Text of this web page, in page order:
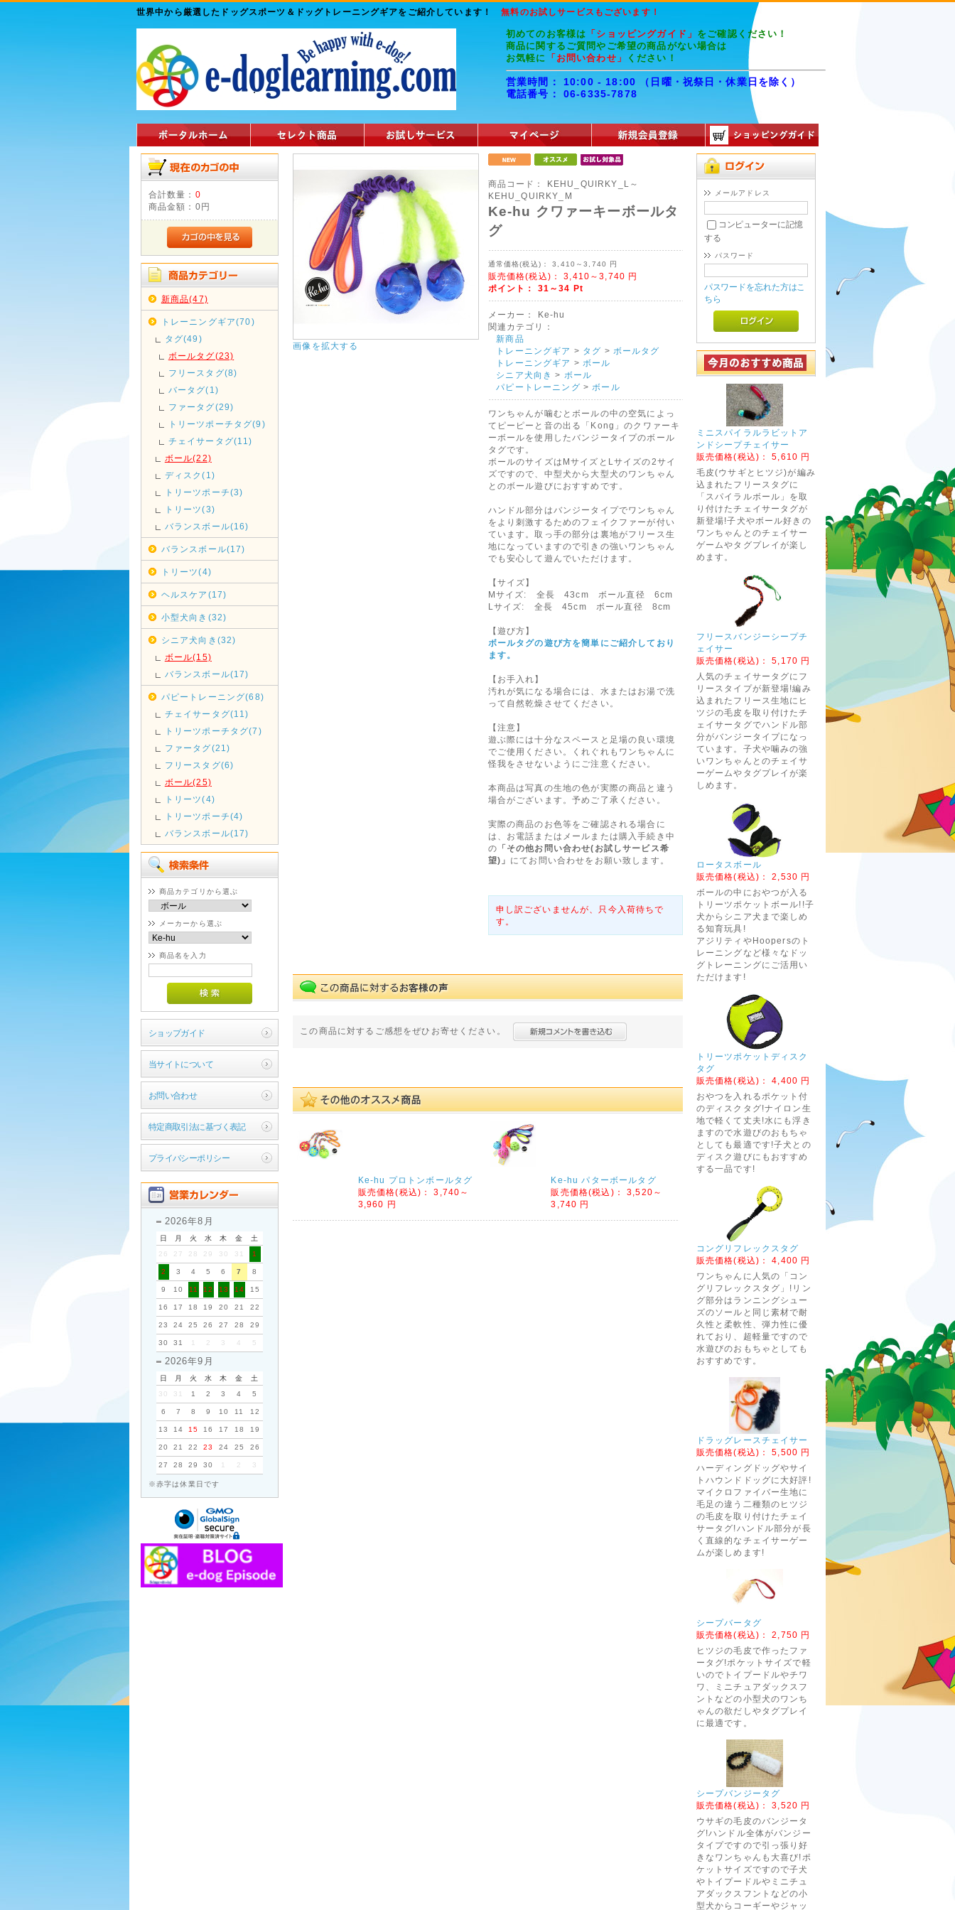
世界中から厳選したドッグスポーツ＆ドッグトレーニングギアをご紹介しています！無料のお試しサービスもございます！
初めてのお客様は 「ショッピングガイド」 をご確認ください！
商品に関するご質問やご希望の商品がない場合は
お気軽に
「お問い合わせ」 ください！
営業時間： 10:00 - 18:00 （日曜・祝祭日・休業日を除く）
電話番号： 06-6335-7878
合計数量： 0
商品金額： 0円
新商品(47)
トレーニングギア(70)
タグ(49)
ボールタグ(23)
フリースタグ(8)
バータグ(1)
ファータグ(29)
トリーツポーチタグ(9)
チェイサータグ(11)
ボール(22)
ディスク(1)
トリーツポーチ(3)
トリーツ(3)
バランスボール(16)
バランスボール(17)
トリーツ(4)
ヘルスケア(17)
小型犬向き(32)
シニア犬向き(32)
ボール(15)
バランスボール(17)
パピートレーニング(68)
チェイサータグ(11)
トリーツポーチタグ(7)
ファータグ(21)
フリースタグ(6)
ボール(25)
トリーツ(4)
トリーツポーチ(4)
バランスボール(17)
商品カテゴリから選ぶ
メーカーから選ぶ
商品名を入力
ショップガイド
当サイトについて
お問い合わせ
特定商取引法に基づく表記
プライバシーポリシー
2026年8月
日 月 火 水 木 金
土
26
27 28 29 30 31 1
2 3 4 5 6 7 8
9 10 11 12 13 14 15
16 17 18 19 20 21 22
23 24 25 26 27 28 29
30 31 1 2 3 4 5
2026年9月
日 月 火 水 木 金
土
30
31 1 2 3 4 5
6 7 8 9 10 11 12
13 14 15 16 17 18 19
20 21 22 23 24 25 26
27 28 29 30 1 2 3
※赤字は休業日です
画像を拡大する
商品コード：
KEHU_QUIRKY_L～
KEHU_QUIRKY_M
Ke-hu クワァーキーボールタ
グ
通常価格(税込)： 3,410～3,740 円
販売価格(税込)： 3,410～3,740 円
ポイント： 31～34 Pt
メーカー：
Ke-hu
関連カテゴリ：
新商品
トレーニングギア > タグ > ボールタグ
トレーニングギア > ボール
シニア犬向き > ボール
パピートレーニング > ボール
ワンちゃんが噛むとボールの中の空気によっ
てピーピーと音の出る「Kong」のクワァーキ
ーボールを使用したバンジータイプのボール
タグです。
ボールのサイズはMサイズとLサイズの2サイ
ズですので、中型犬から大型犬のワンちゃん
とのボール遊びにおすすめです。
ハンドル部分はバンジータイプでワンちゃん
をより刺激するためのフェイクファーが付い
ています。取っ手の部分は裏地がフリース生
地になっていますので引きの強いワンちゃん
でも安心して遊んでいただけます。
【サイズ】
Mサイズ: 全長 43cm ボール直径 6cm
Lサイズ: 全長 45cm ボール直径 8cm
【遊び方】
ボールタグの遊び方を簡単にご紹介しており
ます。
【お手入れ】
汚れが気になる場合には、水またはお湯で洗
って自然乾燥させてください。
【注意】
遊ぶ際には十分なスペースと足場の良い環境
でご使用ください。くれぐれもワンちゃんに
怪我をさせないようにご注意ください。
本商品は写真の生地の色が実際の商品と違う
場合がございます。予めご了承ください。
実際の商品のお色等をご確認される場合に
は、お電話またはメールまたは購入手続き中
の 「その他お問い合わせ(お試しサービス希
望)」 にてお問い合わせをお願い致します。
申し訳ございませんが、只今入荷待ちで
す。
この商品に対するご感想をぜひお寄せください。
Ke-hu プロトンボールタグ
販売価格(税込)：
3,740～
3,960 円
Ke-hu パターボールタグ
販売価格(税込)：
3,520～
3,740 円
メールアドレス
コンピューターに記憶
する
パスワード
パスワードを忘れた方はこ
ちら
ミニスパイラルラビットア
ンドシープチェイサー
販売価格(税込)：5,610 円
毛皮(ウサギとヒツジ)が編み
込まれたフリースタグに
「スパイラルボール」を取
り付けたチェイサータグが
新登場!子犬やボール好きの
ワンちゃんとのチェイサー
ゲームやタグプレイが楽し
めます。
フリースバンジーシープチ
ェイサー
販売価格(税込)：5,170 円
人気のチェイサータグにフ
リースタイプが新登場!編み
込まれたフリース生地にヒ
ツジの毛皮を取り付けたチ
ェイサータグでハンドル部
分がバンジータイプになっ
ています。子犬や噛みの強
いワンちゃんとのチェイサ
ーゲームやタグプレイが楽
しめます。
ロータスボール
販売価格(税込)：2,530 円
ボールの中におやつが入る
トリーツポケットボール!!子
犬からシニア犬まで楽しめ
る知育玩具!
アジリティやHoopersのト
レーニングなど様々なドッ
グトレーニングにご活用い
ただけます!
トリーツポケットディスク
タグ
販売価格(税込)：4,400 円
おやつを入れるポケット付
のディスクタグ!ナイロン生
地で軽くて丈夫!水にも浮き
ますので水遊びのおもちゃ
としても最適です!子犬との
ディスク遊びにもおすすめ
する一品です!
コングリフレックスタグ
販売価格(税込)：4,400 円
ワンちゃんに人気の「コン
グリフレックスタグ」!リン
グ部分はランニングシュー
ズのソールと同じ素材で耐
久性と柔軟性、弾力性に優
れており、超軽量ですので
水遊びのおもちゃとしても
おすすめです。
ドラッグレースチェイサー
販売価格(税込)：5,500 円
ハーディングドッグやサイ
トハウンドドッグに大好評!
マイクロファイバー生地に
毛足の違う二種類のヒツジ
の毛皮を取り付けたチェイ
サータグ!ハンドル部分が長
く直線的なチェイサーゲー
ムが楽しめます!
シープバータグ
販売価格(税込)：2,750 円
ヒツジの毛皮で作ったファ
ータグ!ポケットサイズで軽
いのでトイプードルやチワ
ワ、ミニチュアダックスフ
ントなどの小型犬のワンち
ゃんの欲だしやタグプレイ
に最適です。
シープバンジータグ
販売価格(税込)：3,520 円
ウサギの毛皮のバンジータ
グ!ハンドル全体がバンジー
タイプですので引っ張り好
きなワンちゃんも大喜び!ポ
ケットサイズですので子犬
やトイプードルやミニチュ
アダックスフントなどの小
型犬からコーギーやジャッ